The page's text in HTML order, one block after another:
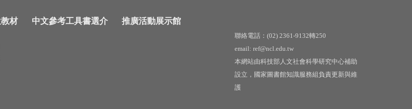
材 中文參考工具書選介 推廣活動展示館
聯絡電話：(02) 2361-9132轉250
email: ref@ncl.edu.tw
本網站由科技部人文社會科學研究中心補助
設立，國家圖書館知識服務組負責更新與維
護